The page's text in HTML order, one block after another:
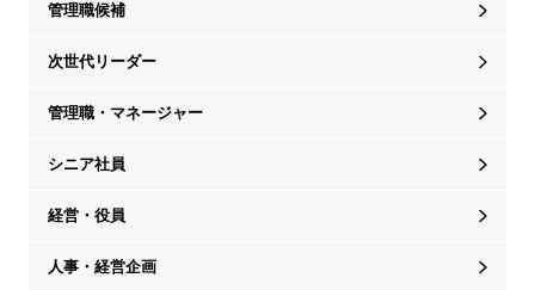
管理職候補
次世代リーダー
管理職・マネージャー
シニア社員
経営・役員
人事・経営企画